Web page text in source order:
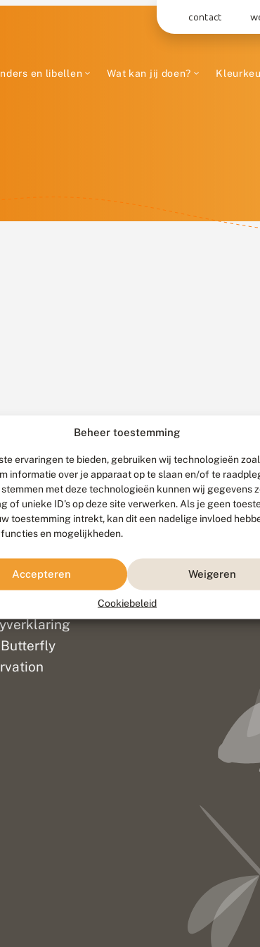
Beheer toestemming
ervaringen te bieden, gebruiken wij technologieën
informatie over je apparaat op te slaan en/of te
stemmen met deze technologieën kunnen wij gegevens
of unieke ID's op deze site verwerken. Als je geen
toestemming intrekt, kan dit een nadelige invloed
en mogelijkheden.
Accepteren Weigeren
Cookiebeleid
contact
en libellen Wat kan jij doen?
door Go2People, ontworpen door